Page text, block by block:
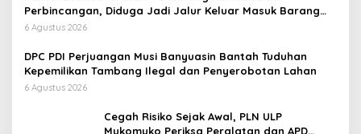
Perbincangan, Diduga Jadi Jalur Keluar Masuk Barang
Tanpa Dokumen Kepabeanan, Nama Berinisial WL
di Kawasan Pesisir
6 Agustus 2026
DPC PDI Perjuangan Musi Banyuasin Bantah Tuduhan
Kepemilikan Tambang Ilegal dan Penyerobotan Lahan
6 Agustus 2026
Cegah Risiko Sejak Awal, PLN ULP
Mukomuko Periksa Peralatan dan APD